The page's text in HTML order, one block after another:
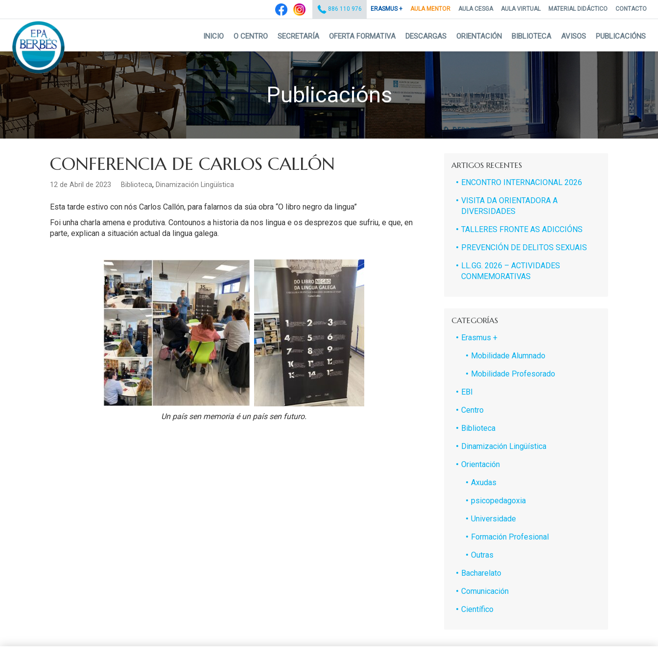
content
CONTACTO
MATERIAL DIDÁCTICO
AULA VIRTUAL
AULA CESGA
AULA MENTOR
ERASMUS +
886 110 976
INICIO O CENTRO SECRETARÍA OFERTA FORMATIVA DESCARGAS ORIENTACIÓN BIBLIOTECA AVISOS PUBLICACIÓNS
Publicacións
CONFERENCIA DE CARLOS CALLÓN
12 de Abril de 2023 Biblioteca, Dinamización Lingüística
Esta tarde estivo con nós Carlos Callón, para falarnos da súa obra “O libro negro da lingua”
Foi unha charla amena e produtiva. Contounos a historia da nos lingua e os desprezos que sufriu, e que, en
parte, explican a situación actual da lingua galega.
Un país sen memoria é un país sen futuro.
ARTIGOS RECENTES
ENCONTRO INTERNACIONAL 2026
VISITA DA ORIENTADORA A
DIVERSIDADES
TALLERES FRONTE AS ADICCIÓNS
PREVENCIÓN DE DELITOS SEXUAIS
LL.GG. 2026 – ACTIVIDADES
CONMEMORATIVAS
CATEGORÍAS
Erasmus +
Mobilidade Alumnado
Mobilidade Profesorado
EBI
Centro
Biblioteca
Dinamización Lingüística
Orientación
Axudas
psicopedagoxia
Universidade
Formación Profesional
Outras
Bacharelato
Comunicación
Científico